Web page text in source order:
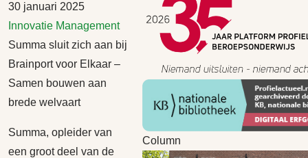
30 januari 2025
Innovatie Management
Summa sluit zich aan bij
Brainport voor Elkaar –
Samen bouwen aan
brede welvaart
Summa, opleider van
een groot deel van de
Column